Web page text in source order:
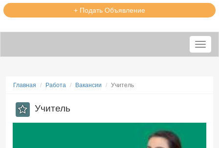
+ Подать Объявление
Меню
Главная Работа Вакансии Учитель
Учитель